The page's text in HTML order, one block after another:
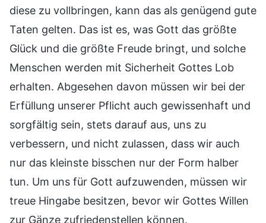
diese zu vollbringen, kann das als genügend gute
Taten gelten. Das ist es, was Gott das größte
Glück und die größte Freude bringt, und solche
Menschen werden mit Sicherheit Gottes Lob
erhalten. Abgesehen davon müssen wir bei der
Erfüllung unserer Pflicht auch gewissenhaft und
sorgfältig sein, stets darauf aus, uns zu
verbessern, und nicht zulassen, dass wir auch
nur das kleinste bisschen nur der Form halber
tun. Um uns für Gott aufzuwenden, müssen wir
treue Hingabe besitzen, bevor wir Gottes Willen
zur Gänze zufriedenstellen können.